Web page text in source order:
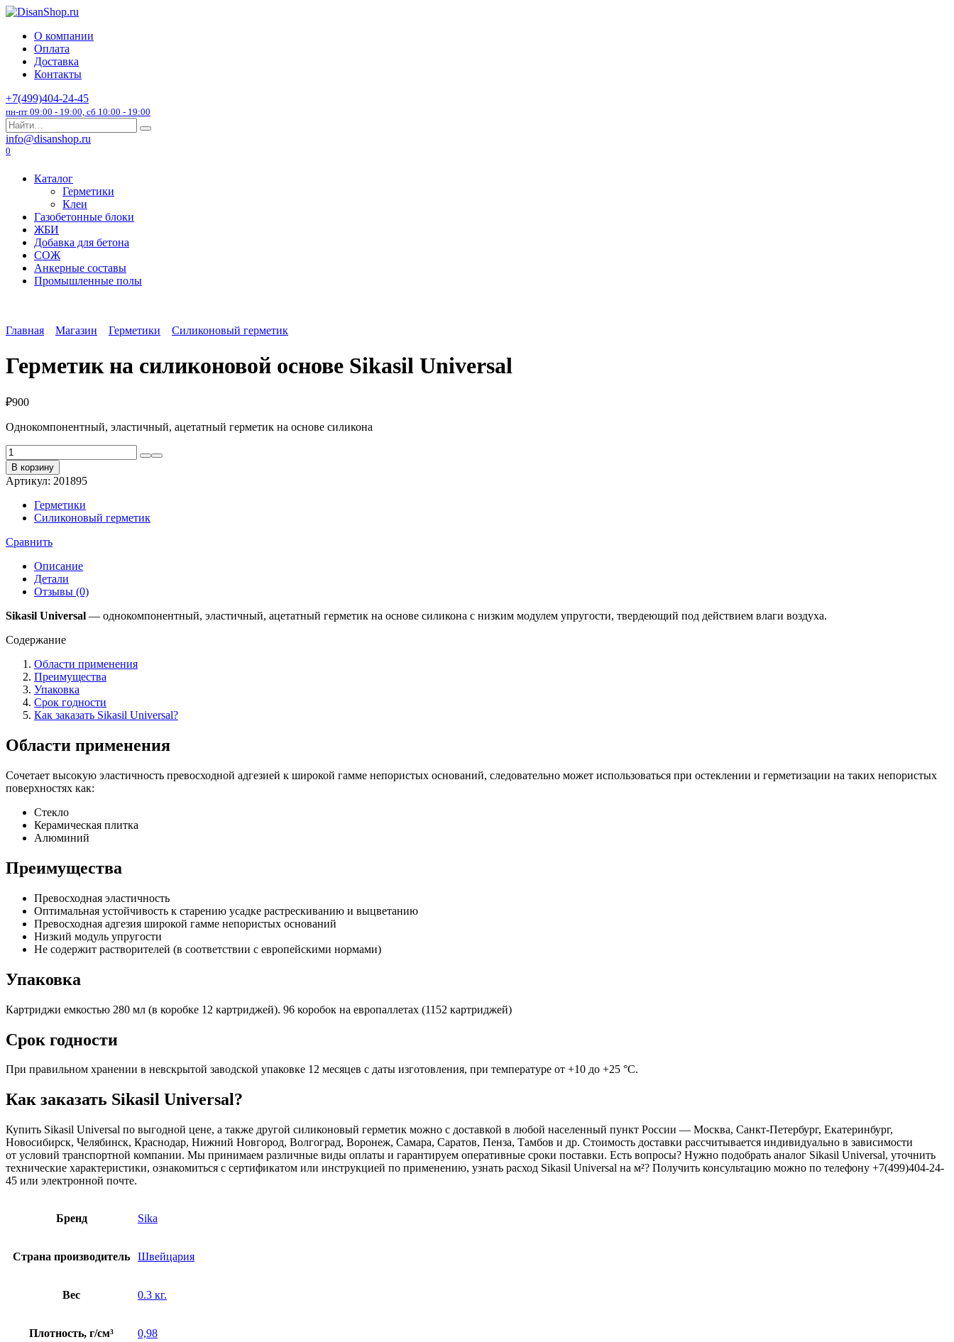
Перейти
содержанию
О компании
Оплата
Доставка
Контакты
+7(499)404-24-45
пн-пт 09:00 - 19:00, сб 10:00 - 19:00
Search
for:
info@disanshop.ru
0
Каталог
Герметики
Клеи
Газобетонные блоки
ЖБИ
Добавка для бетона
СОЖ
Анкерные составы
Промышленные полы
Главная Магазин Герметики Силиконовый герметик
Герметик на силиконовой основе Sikasil Universal
₽900
Однокомпонентный, эластичный, ацетатный герметик на основе силикона
Количество
товара
Герметик
на
силиконовой
основе
Sikasil
Universal
В корзину
Артикул: 201895
Герметики
Силиконовый герметик
Сравнить
Описание
Детали
Отзывы (0)
Sikasil Universal — однокомпонентный, эластичный, ацетатный герметик на основе силикона с низким модулем упругости, твердеющий под действием влаги воздуха.
Содержание
Области применения
Преимущества
Упаковка
Срок годности
Как заказать Sikasil Universal?
Области применения
Сочетает высокую эластичность превосходной адгезией к широкой гамме непористых оснований, следовательно может использоваться при остеклении и герметизации на таких непористых
поверхностях как:
Стекло
Керамическая плитка
Алюминий
Преимущества
Превосходная эластичность
Оптимальная устойчивость к старению усадке растрескиванию и выцветанию
Превосходная адгезия широкой гамме непористых оснований
Низкий модуль упругости
Не содержит растворителей (в соответствии с европейскими нормами)
Упаковка
Картриджи емкостью 280 мл (в коробке 12 картриджей). 96 коробок на европаллетах (1152 картриджей)
Срок годности
При правильном хранении в невскрытой заводской упаковке 12 месяцев с даты изготовления, при температуре от +10 до +25 °С.
Как заказать Sikasil Universal?
Купить Sikasil Universal по выгодной цене, а также другой силиконовый герметик можно с доставкой в любой населенный пункт России — Москва, Санкт-Петербург, Екатеринбург,
Новосибирск, Челябинск, Краснодар, Нижний Новгород, Волгоград, Воронеж, Самара, Саратов, Пенза, Тамбов и др. Стоимость доставки рассчитывается индивидуально в зависимости
от условий транспортной компании. Мы принимаем различные виды оплаты и гарантируем оперативные сроки поставки. Есть вопросы? Нужно подобрать аналог Sikasil Universal, уточнить
технические характеристики, ознакомиться с сертификатом или инструкцией по применению, узнать расход Sikasil Universal на м²? Получить консультацию можно по телефону +7(499)404-24-
45 или электронной почте.
Бренд Sika
Страна производитель Швейцария
Вес 0.3 кг.
Плотность, г/см³ 0,98